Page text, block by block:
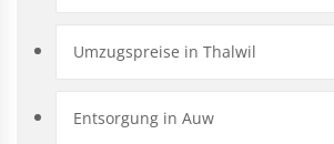
Umzugspreise in Thalwil
Entsorgung in Auw